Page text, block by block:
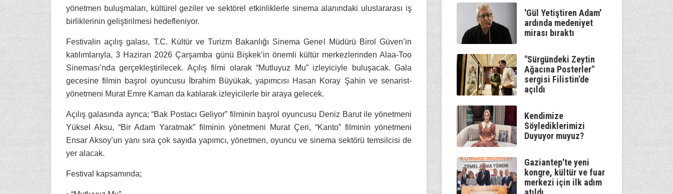
yönetmen buluşmaları, kültürel geziler ve sektörel etkinliklerle sinema alanındaki uluslararası iş
birliklerinin geliştirilmesi hedefleniyor.
Festivalin açılış galası, T.C. Kültür ve Turizm Bakanlığı Sinema Genel Müdürü Birol Güven’in
katılımlarıyla, 3 Haziran 2026 Çarşamba günü Bişkek’in önemli kültür merkezlerinden Alaa-Too
Sineması’nda gerçekleştirilecek. Açılış filmi olarak “Mutluyuz Mu” izleyiciyle buluşacak. Gala
gecesine filmin başrol oyuncusu İbrahim Büyükak, yapımcısı Hasan Koray Şahin ve senarist-
yönetmeni Murat Emre Kaman da katılarak izleyicilerle bir araya gelecek.
Açılış galasında ayrıca; “Bak Postacı Geliyor” filminin başrol oyuncusu Deniz Barut ile yönetmeni
Yüksel Aksu, “Bir Adam Yaratmak” filminin yönetmeni Murat Çeri, “Kanto” filminin yönetmeni
Ensar Aksoy’un yanı sıra çok sayıda yapımcı, yönetmen, oyuncu ve sinema sektörü temsilcisi de
yer alacak.
Festival kapsamında;
'Gül Yetiştiren Adam'
ardında medeniyet
mirası bıraktı
"Sürgündeki Zeytin
Ağacına Posterler"
sergisi Filistin’de
açıldı
Kendimize
Söylediklerimizi
Duyuyor muyuz?
Gaziantep'te yeni
kongre, kültür ve fuar
merkezi için ilk adım